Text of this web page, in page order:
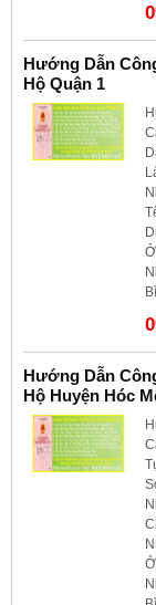
Hướng Dẫn
Hộ Quận 1
Hướng Dẫn
Hộ Huyện Hóc